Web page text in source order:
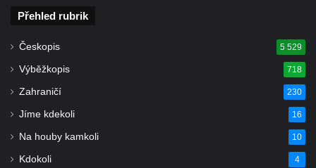
v Duchcově
Socha Flóry u pavilonu Reinerovy fresky v
Duchcově
Socha Afrodité u pavilonu Reinerovy fresky
Přehled rubrik
Českopis 5 529
Výběžkopis 718
Zahraničí 230
Jíme kdekoli 16
Na houby kamkoli 10
Kdokoli 4